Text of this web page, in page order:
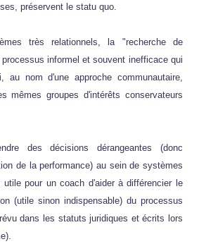
préservent le statu quo.
très relationnels, la "recherche de
informel et souvent inefficace qui
nom d'une approche communautaire,
mêmes groupes d'intérêts conservateurs
des décisions dérangeantes (donc
de la performance) au sein de systèmes
pour un coach d'aider à différencier le
(utile sinon indispensable) du processus
dans les statuts juridiques et écrits lors